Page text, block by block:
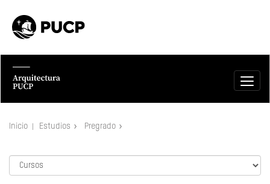
Inicio Estudios Pregrado